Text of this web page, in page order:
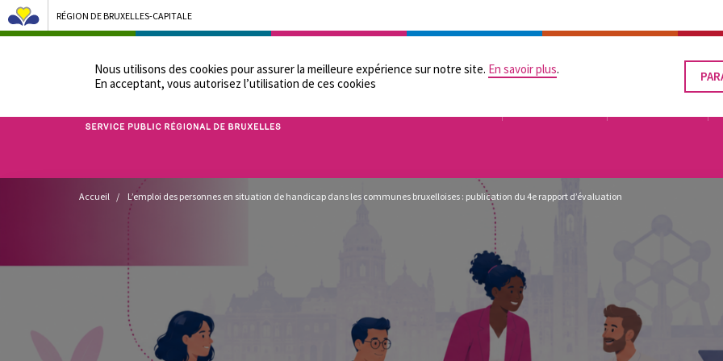
Nous utilisons des cookies pour assurer la meilleure expérience sur notre site. En savoir plus.
En acceptant, vous autorisez lʼutilisation de ces cookies
LE
RÉGION DE BRUXELLES-CAPITALE
Bruxelles Pouvoirs Locaux - Aller à la page d'accueil
NOTRE ADMINISTRATION ÉGALITÉ DES CHANCES
Fil
d'Ariane
Accueil L’emploi des personnes en situation de handicap dans les communes bruxelloises : publication du 4e rapport d’évaluation